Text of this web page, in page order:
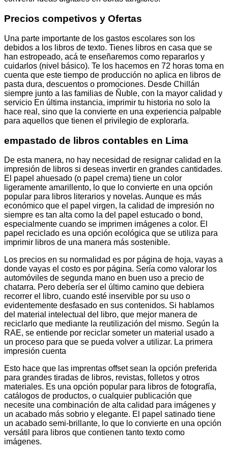
Precios competivos y Ofertas
Una parte importante de los gastos escolares son los
debidos a los libros de texto. Tienes libros en casa que se
han estropeado, acá te enseñaremos como repararlos y
cuidarlos (nivel básico). Te los hacemos en 72 horas toma en
cuenta que este tiempo de producción no aplica en libros de
pasta dura, descuentos o promociones. Desde Chillán
siempre junto a las familias de Ñuble, con la mayor calidad y
servicio En última instancia, imprimir tu historia no solo la
hace real, sino que la convierte en una experiencia palpable
para aquellos que tienen el privilegio de explorarla.
empastado de libros contables en Lima
De esta manera, no hay necesidad de resignar calidad en la
impresión de libros si deseas invertir en grandes cantidades.
El papel ahuesado (o papel crema) tiene un color
ligeramente amarillento, lo que lo convierte en una opción
popular para libros literarios y novelas. Aunque es más
económico que el papel virgen, la calidad de impresión no
siempre es tan alta como la del papel estucado o bond,
especialmente cuando se imprimen imágenes a color. El
papel reciclado es una opción ecológica que se utiliza para
imprimir libros de una manera más sostenible.
Los precios en su normalidad es por página de hoja, vayas a
donde vayas el costo es por página. Sería como valorar los
automóviles de segunda mano en buen uso a precio de
chatarra. Pero debería ser el último camino que debiera
recorrer el libro, cuando esté inservible por su uso o
evidentemente desfasado en sus contenidos. Si hablamos
del material intelectual del libro, que mejor manera de
reciclarlo que mediante la reutilización del mismo. Según la
RAE, se entiende por reciclar someter un material usado a
un proceso para que se pueda volver a utilizar. La primera
impresión cuenta
Esto hace que las imprentas offset sean la opción preferida
para grandes tiradas de libros, revistas, folletos y otros
materiales. Es una opción popular para libros de fotografía,
catálogos de productos, o cualquier publicación que
necesite una combinación de alta calidad para imágenes y
un acabado más sobrio y elegante. El papel satinado tiene
un acabado semi-brillante, lo que lo convierte en una opción
versátil para libros que contienen tanto texto como
imágenes.